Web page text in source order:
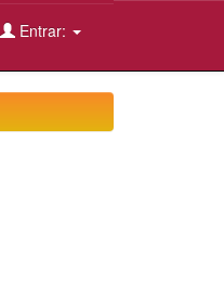
Entrar: